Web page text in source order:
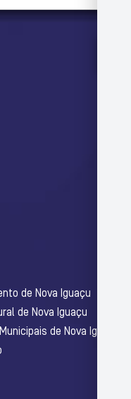
de Nova Iguaçu
de Nova Iguaçu
de Nova Iguaçu